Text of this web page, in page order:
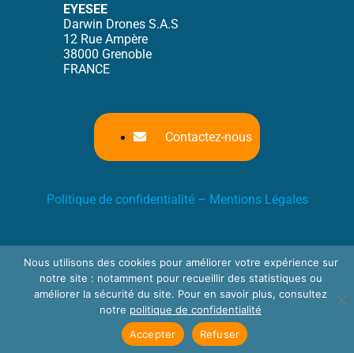
EYESEE
Darwin Drones S.A.S
12 Rue Ampère
38000 Grenoble
FRANCE
Contactez-nous
Politique de confidentialité– Mentions Légales
Nous utilisons des cookies pour améliorer votre expérience sur
notre site : notamment pour recueillir des statistiques ou
améliorer la sécurité du site. Pour en savoir plus, consultez
notre politique de confidentialité
Accepter
Refuser